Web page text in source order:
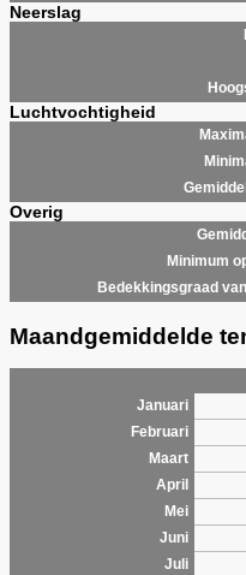
Neerslag
Luchtvochtigheid
Overig
Minimum
Bedekkingsgraad
Maandgemiddelde
Januari
Februari
Maart
April
Mei
Juni
Juli